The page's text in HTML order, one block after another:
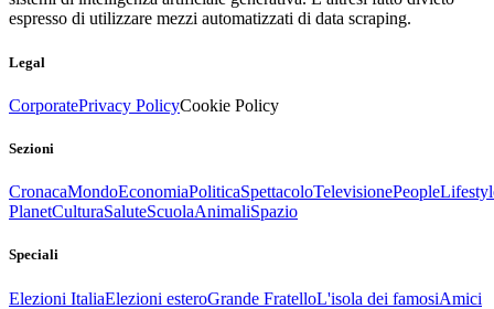
espresso di utilizzare mezzi automatizzati di data scraping.
Legal
CorporatePrivacy PolicyCookie Policy
Sezioni
CronacaMondoEconomiaPoliticaSpettacoloTelevisionePeople
PlanetCulturaSaluteScuolaAnimaliSpazio
Speciali
Elezioni ItaliaElezioni esteroGrande FratelloL'isola dei famosiAmici